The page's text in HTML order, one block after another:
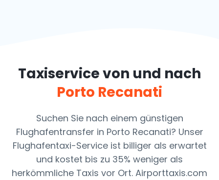
Taxiservice von und nach
Porto Recanati
Suchen Sie nach einem günstigen
Flughafentransfer in Porto Recanati? Unser
Flughafentaxi-Service ist billiger als erwartet
und kostet bis zu 35% weniger als
herkömmliche Taxis vor Ort. Airporttaxis.com